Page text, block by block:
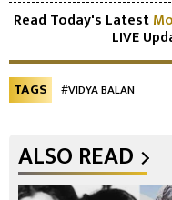
Read Today's Latest
LIVE
TAGS #VIDYA BALAN
ALSO READ